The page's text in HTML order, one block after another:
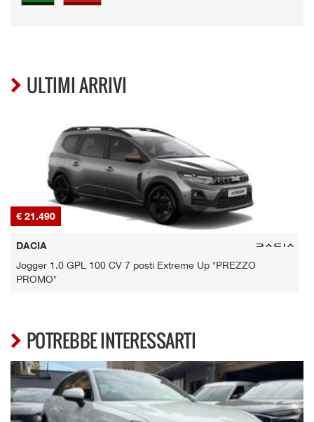
ULTIMI ARRIVI
€ 21.490
DACIA
Jogger 1.0 GPL 100 CV 7 posti Extreme Up *PREZZO
PROMO*
POTREBBE INTERESSARTI